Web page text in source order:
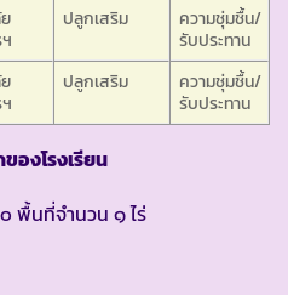
ปลูกเสริม
ความชุ่มชื้น/
รับประทาน
ปลูกเสริม
ความชุ่มชื้น/
รับประทาน
องโรงเรียน
พื้นที่จำนวน ๑ ไร่